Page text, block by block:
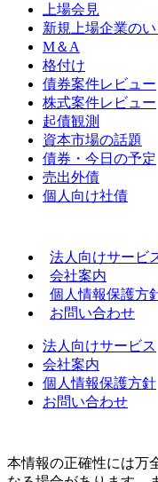
上場会見
新規上場企業のい
M＆A
格付け
債券案件レビュー
株式案件レビュー
起債観測
資本市場の話題
債券・今日の予定
売出外債
個人向け社債
法人向けサービ
会社案内
個人情報保護方
お問い合わせ
法人向けサービス
会社案内
個人情報保護方針
お問い合わせ
本情報の正確性には万